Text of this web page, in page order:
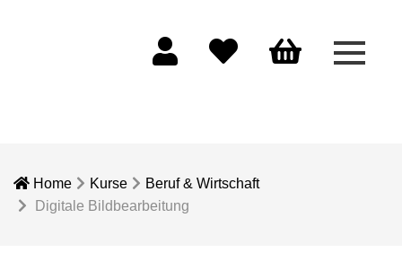
Menü
Home Kurse
Beruf & Wirtschaft
Digitale Bildbearbeitung